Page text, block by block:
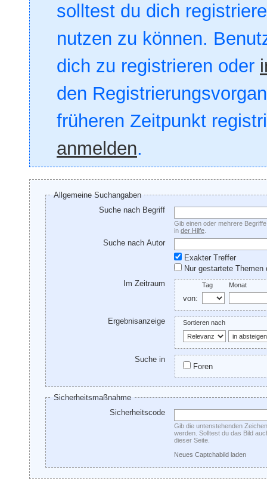
solltest du dich
nutzen zu können.
dich zu registrieren oder
den
früheren Zeitpunkt
anmelden.
Allgemeine Suchangaben
Suche nach Begriff
Gib einen oder mehrere
in der Hilfe
Suche nach Autor
Exakter Treffer
Nur gestartete
Im Zeitraum
von:
Tag Monat
Ergebnisanzeige Sortieren nach
Suche in
Foren
Sicherheitsmaßnahme
Sicherheitscode
Gib die untenstehenden
werden. Solltest du das Bild
dieser Seite.
Neues Captchabild laden